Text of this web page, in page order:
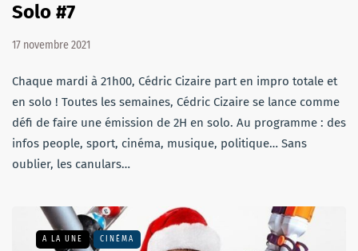
Solo #7
17 novembre 2021
Chaque mardi à 21h00, Cédric Cizaire part en impro totale et
en solo ! Toutes les semaines, Cédric Cizaire se lance comme
défi de faire une émission de 2H en solo. Au programme : des
infos people, sport, cinéma, musique, politique… Sans
oublier, les canulars…
A LA UNE CINÉMA